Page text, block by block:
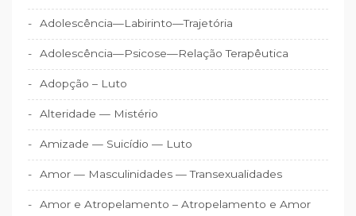
Adolescência—Labirinto—Trajetória
Adolescência—Psicose—Relação Terapêutica
Adopção – Luto
Alteridade — Mistério
Amizade — Suicídio — Luto
Amor — Masculinidades — Transexualidades
Amor e Atropelamento – Atropelamento e Amor